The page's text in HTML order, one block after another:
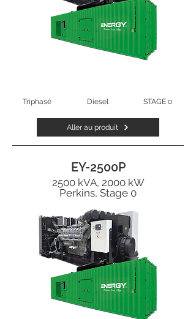
Triphasé Diesel STAGE 0
Aller au produit
EY-2500P
2500 kVA, 2000 kW
Perkins, Stage 0